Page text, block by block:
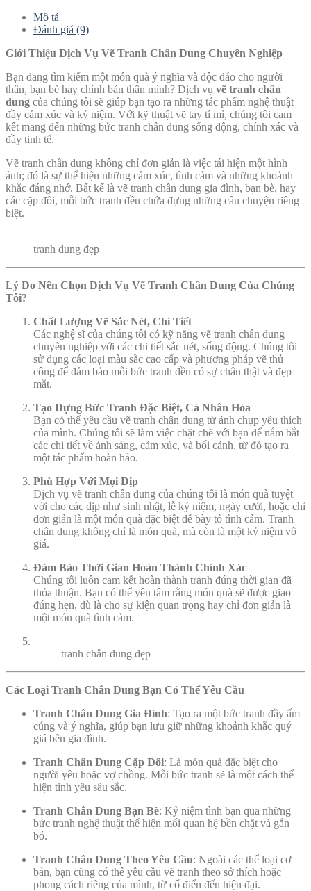
Mô tả
Đánh giá (9)
Giới Thiệu Dịch Vụ Vẽ Tranh Chân Dung Chuyên Nghiệp
Bạn đang tìm kiếm một món quà ý nghĩa và độc đáo cho người
thân, bạn bè hay chính bản thân mình? Dịch vụ vẽ tranh chân
dung của chúng tôi sẽ giúp bạn tạo ra những tác phẩm nghệ thuật
đầy cảm xúc và kỷ niệm. Với kỹ thuật vẽ tay tỉ mỉ, chúng tôi cam
kết mang đến những bức tranh chân dung sống động, chính xác và
đầy tinh tế.
Vẽ tranh chân dung không chỉ đơn giản là việc tái hiện một hình
ảnh; đó là sự thể hiện những cảm xúc, tình cảm và những khoảnh
khắc đáng nhớ. Bất kể là vẽ tranh chân dung gia đình, bạn bè, hay
các cặp đôi, mỗi bức tranh đều chứa đựng những câu chuyện riêng
biệt.
tranh dung đẹp
Lý Do Nên Chọn Dịch Vụ Vẽ Tranh Chân Dung Của Chúng
Tôi?
Chất Lượng Vẽ Sắc Nét, Chi Tiết
Các nghệ sĩ của chúng tôi có kỹ năng vẽ tranh chân dung
chuyên nghiệp với các chi tiết sắc nét, sống động. Chúng tôi
sử dụng các loại màu sắc cao cấp và phương pháp vẽ thủ
công để đảm bảo mỗi bức tranh đều có sự chân thật và đẹp
mắt.
Tạo Dựng Bức Tranh Đặc Biệt, Cá Nhân Hóa
Bạn có thể yêu cầu vẽ tranh chân dung từ ảnh chụp yêu thích
của mình. Chúng tôi sẽ làm việc chặt chẽ với bạn để nắm bắt
các chi tiết về ánh sáng, cảm xúc, và bối cảnh, từ đó tạo ra
một tác phẩm hoàn hảo.
Phù Hợp Với Mọi Dịp
Dịch vụ vẽ tranh chân dung của chúng tôi là món quà tuyệt
vời cho các dịp như sinh nhật, lễ kỷ niệm, ngày cưới, hoặc chỉ
đơn giản là một món quà đặc biệt để bày tỏ tình cảm. Tranh
chân dung không chỉ là món quà, mà còn là một kỷ niệm vô
giá.
Đảm Bảo Thời Gian Hoàn Thành Chính Xác
Chúng tôi luôn cam kết hoàn thành tranh đúng thời gian đã
thỏa thuận. Bạn có thể yên tâm rằng món quà sẽ được giao
đúng hẹn, dù là cho sự kiện quan trọng hay chỉ đơn giản là
một món quà tình cảm.
tranh chân dung đẹp
Các Loại Tranh Chân Dung Bạn Có Thể Yêu Cầu
Tranh Chân Dung Gia Đình: Tạo ra một bức tranh đầy ấm
cúng và ý nghĩa, giúp bạn lưu giữ những khoảnh khắc quý
giá bên gia đình.
Tranh Chân Dung Cặp Đôi: Là món quà đặc biệt cho
người yêu hoặc vợ chồng. Mỗi bức tranh sẽ là một cách thể
hiện tình yêu sâu sắc.
Tranh Chân Dung Bạn Bè: Kỷ niệm tình bạn qua những
bức tranh nghệ thuật thể hiện mối quan hệ bền chặt và gắn
bó.
Tranh Chân Dung Theo Yêu Cầu: Ngoài các thể loại cơ
bản, bạn cũng có thể yêu cầu vẽ tranh theo sở thích hoặc
phong cách riêng của mình, từ cổ điển đến hiện đại.